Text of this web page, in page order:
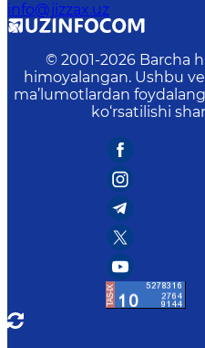
info@jizzax.uz
© 2001-2026 Barcha
himoyalangan. Ushbu
ma’lumotlardan
ko‘rsatilishi